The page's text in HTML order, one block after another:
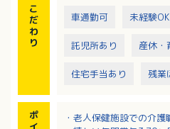
こ
だ
わ
り
車通勤可 未経験OK
託児所あり 産休・
住宅手当あり 残業
ポ
イ
・老人保健施設での介